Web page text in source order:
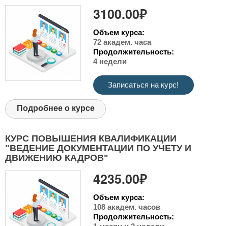
3100.00₽
Объем курса:
72 академ. часа
Продолжительность:
4 недели
Записаться на курс!
Подробнее о курсе
КУРС ПОВЫШЕНИЯ КВАЛИФИКАЦИИ
"ВЕДЕНИЕ ДОКУМЕНТАЦИИ ПО УЧЕТУ И
ДВИЖЕНИЮ КАДРОВ"
4235.00₽
Объем курса:
108 академ. часов
Продолжительность: